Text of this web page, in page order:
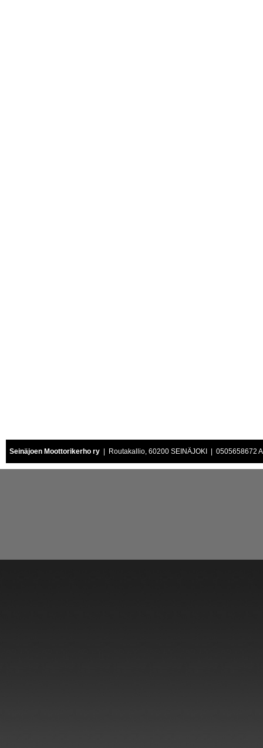
Seinäjoen Moottorikerho ry | Routakallio, 60200 SEINÄJOKI | 0505658672